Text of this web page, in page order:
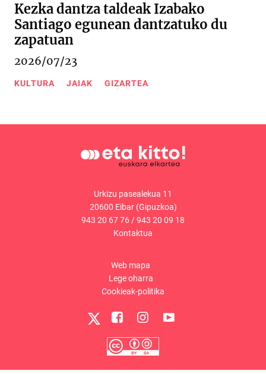
Kezka dantza taldeak Izabako
Santiago egunean dantzatuko du
zapatuan
2026/07/23
KULTURA JAIAK GIZARTEA
Urkizu pasealekua 11
20600 Eibar (Gipuzkoa)
943 20 67 76/943 20 09 18
Kontaktua
Web mapa
Lege oharra
Cookieak-politika